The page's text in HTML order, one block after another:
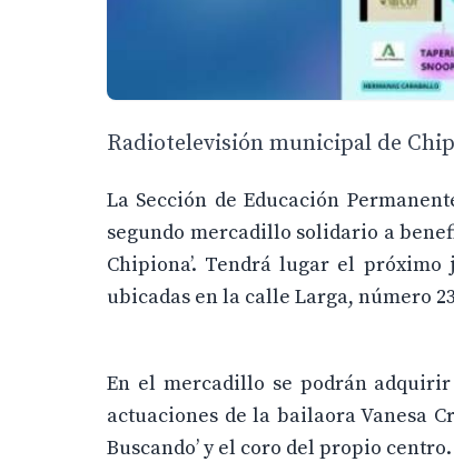
Radiotelevisión municipal de
La Sección de Educación
segundo mercadillo solidario a
Chipiona’. Tendrá lugar el
ubicadas en la calle Larga, número
En el mercadillo se podrán
actuaciones de la bailaora Vanesa
Buscando’ y el coro del propio centro.